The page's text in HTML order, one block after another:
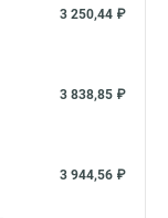
3 250,44 ₽
3 838,85 ₽
3 944,56 ₽